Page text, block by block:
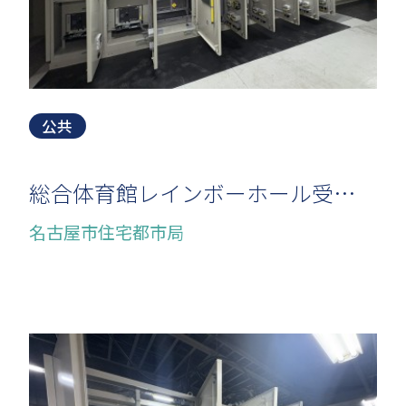
公共
総合体育館レインボーホール受変電設備取替工事
名古屋市住宅都市局